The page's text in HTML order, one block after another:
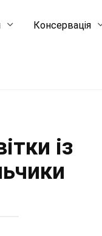
Консервація
із